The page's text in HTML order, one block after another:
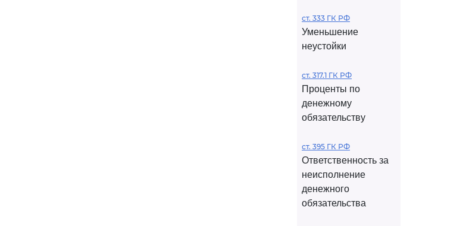
ст. 333 ГК РФ
Уменьшение
неустойки
ст. 317.1 ГК РФ
Проценты по
денежному
обязательству
ст. 395 ГК РФ
Ответственность за
неисполнение
денежного
обязательства